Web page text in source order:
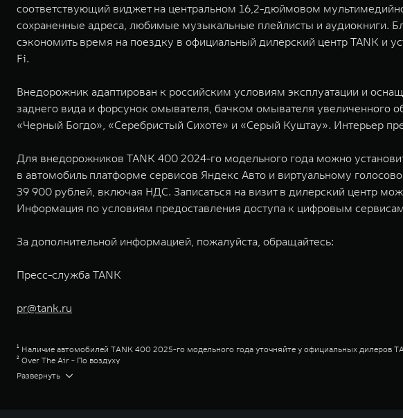
соответствующий виджет на центральном 16,2-дюймовом
сохраненные адреса, любимые музыкальные плейлисты и аудиокниги.
сэкономить время на поездку в официальный дилерский центр TANK и
Fi.
Внедорожник адаптирован к российским условиям эксплуатации и
заднего вида и форсунок омывателя, бачком омывателя увеличенного
«Черный Богдо», «Серебристый Сихоте» и «Серый Куштау». Интерьер
Для внедорожников TANK 400 2024-го модельного года можно
в автомобиль платформе сервисов Яндекс Авто и виртуальному
39 900 рублей, включая НДС. Записаться на визит в дилерский центр
Информация по условиям предоставления доступа к цифровым
За дополнительной информацией, пожалуйста, обращайтесь:
Пресс-служба TANK
pr@tank.ru
¹ Наличие автомобилей TANK 400 2025-го модельного года уточняйте у официальных дилеров
² Over The Air - По воздуху
³ Указана максимальная рекомендованная цена перепродажи. Уточняйте актуальные розничные
⁴ Премиум
Развернуть